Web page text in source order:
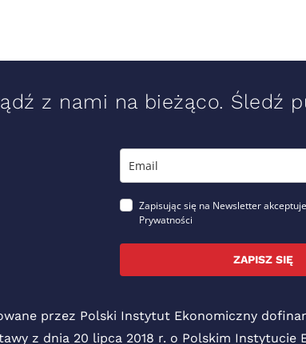
z nami na bieżąco. Śledź
Zapisując się na Newsletter
Prywatności
ZAPISZ SIĘ
przez Polski Instytut Ekonomiczny
z dnia 20 lipca 2018 r. o Polskim Instytucie